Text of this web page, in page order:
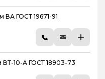
ВА ГОСТ 19671-91
ВТ-10-А ГОСТ 18903-73